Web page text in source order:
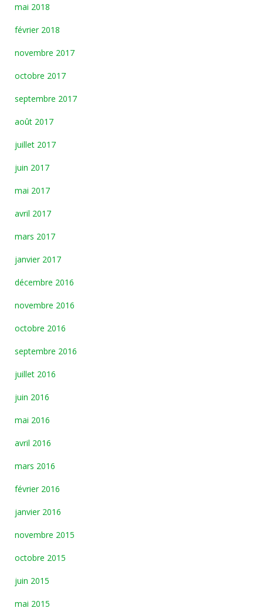
mai 2018
février 2018
novembre 2017
octobre 2017
septembre 2017
août 2017
juillet 2017
juin 2017
mai 2017
avril 2017
mars 2017
janvier 2017
décembre 2016
novembre 2016
octobre 2016
septembre 2016
juillet 2016
juin 2016
mai 2016
avril 2016
mars 2016
février 2016
janvier 2016
novembre 2015
octobre 2015
juin 2015
mai 2015